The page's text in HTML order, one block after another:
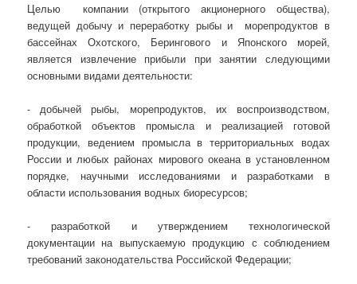
Целью компании (открытого акционерного общества),
ведущей добычу и переработку рыбы и морепродуктов в
бассейнах Охотского, Берингового и Японского морей,
является извлечение прибыли при занятии следующими
основными видами деятельности:
- добычей рыбы, морепродуктов, их воспроизводством,
обработкой объектов промысла и реализацией готовой
продукции, ведением промысла в территориальных водах
России и любых районах мирового океана в установленном
порядке, научными исследованиями и разработками в
области использования водных биоресурсов;
- разработкой и утверждением технологической
документации на выпускаемую продукцию с соблюдением
требований законодательства Российской Федерации;